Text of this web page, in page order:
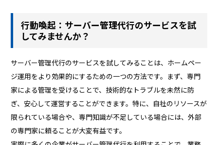
行動喚起：サーバー管理代行のサービスを試
してみませんか？
サーバー管理代行のサービスを試してみることは、ホームペー
ジ運用をより効果的にするための一つの方法です。まず、専門
家による管理を受けることで、技術的なトラブルを未然に防
ぎ、安心して運営することができます。特に、自社のリソースが
限られている場合や、専門知識が不足している場合には、外部
の専門家に頼ることが大変有益です。